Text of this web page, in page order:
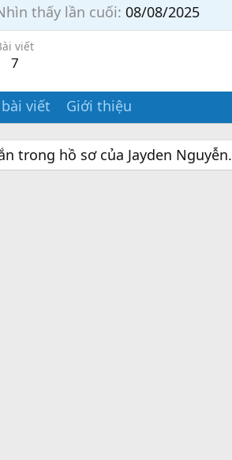
thấy lần cuối 08/08/2025
viết
7
bài viết Giới thiệu
trong hồ sơ của Jayden Nguyễn.